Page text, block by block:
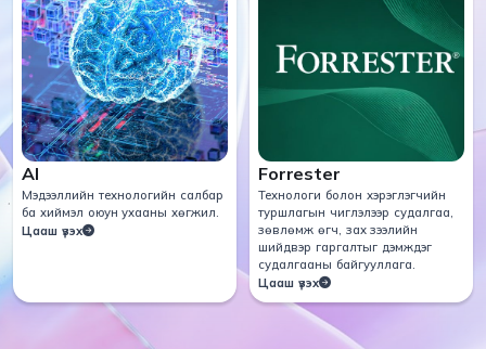
AI
Мэдээллийн технологийн салбар
ба хиймэл оюун ухааны хөгжил.
Цааш үзэх
Forrester
Технологи болон хэрэглэгчийн
туршлагын чиглэлээр судалгаа,
зөвлөмж өгч, зах зээлийн
шийдвэр гаргалтыг дэмждэг
судалгааны байгууллага.
Цааш үзэх